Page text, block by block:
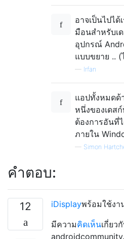
อาจเป็นไปได้
มือนสำหรับเ
อุปกรณ์
แบบขยาย .. (
— Irfan
แอปทั้งหมดด้
หนึ่งของเดส
ต้องการอันที่
ภายใน
— Simon
คำตอบ:
12 iDisplayพร้อมใช้งา
มีความคิดเห็นเกี่ยว